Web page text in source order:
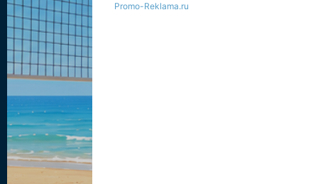
Promo-Reklama.ru